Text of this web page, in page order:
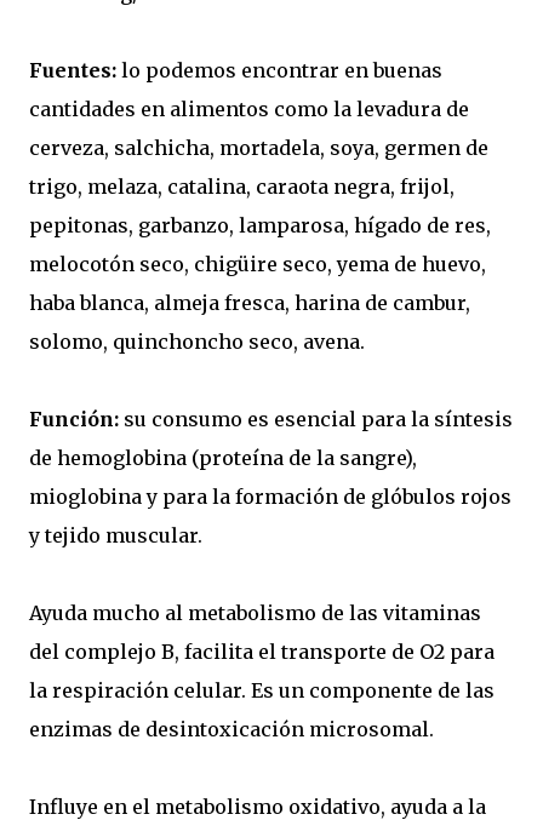
Fuentes: lo podemos encontrar en buenas
cantidades en alimentos como la levadura de
cerveza, salchicha, mortadela, soya, germen de
trigo, melaza, catalina, caraota negra, frijol,
pepitonas, garbanzo, lamparosa, hígado de res,
melocotón seco, chigüire seco, yema de huevo,
haba blanca, almeja fresca, harina de cambur,
solomo, quinchoncho seco, avena.
Función: su consumo es esencial para la síntesis
de hemoglobina (proteína de la sangre),
mioglobina y para la formación de glóbulos rojos
y tejido muscular.
Ayuda mucho al metabolismo de las vitaminas
del complejo B, facilita el transporte de O2 para
la respiración celular. Es un componente de las
enzimas de desintoxicación microsomal.
Influye en el metabolismo oxidativo, ayuda a la